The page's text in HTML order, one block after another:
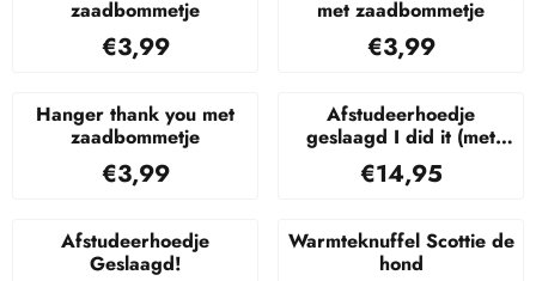
zaadbommetje
Prijs: 3,99
€3,99
met zaadbommetje
Prijs: 3,99
€3,99
Hanger thank you met
zaadbommetje
Prijs: 3,99
€3,99
Afstudeerhoedje
geslaagd I did it (met
jaartal)Prijs: 14,95
€14,95
Afstudeerhoedje
Geslaagd!
Warmteknuffel Scottie de
hond